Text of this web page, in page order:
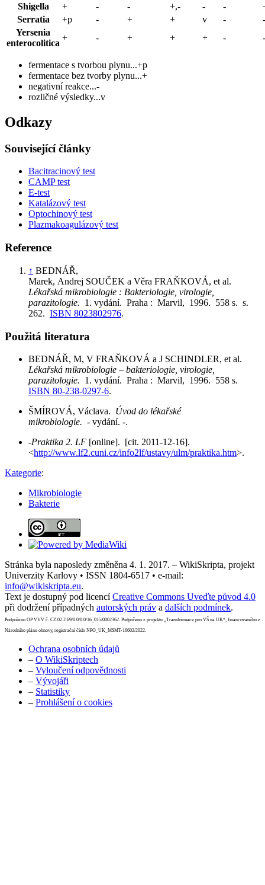
Shigella
+ - - +,- - -
Serratia
+p - + + v -
-
Yersenia
enterocolitica
+ - + + + - -
fermentace s tvorbou plynu...+p
fermentace bez tvorby plynu...+
negativní reakce...-
rozličné výsledky...v
Odkazy
Související články
Bacitracinový test
CAMP test
E-test
Katalázový test
Optochinový test
Plazmakoagulázový test
Reference
↑ BEDNÁŘ,
Marek, Andrej SOUČEK a Věra FRAŇKOVÁ, et al.
Lékařská mikrobiologie : Bakteriologie, virologie,
parazitologie. 1. vydání. Praha : Marvil, 1996. 558 s. s.
262. ISBN 8023802976.
Použitá literatura
BEDNÁŘ, M, V FRAŇKOVÁ a J SCHINDLER, et al.
Lékařská mikrobiologie – bakteriologie, virologie,
parazitologie. 1. vydání. Praha : Marvil, 1996. 558 s.
ISBN 80-238-0297-6.
ŠMÍROVÁ, Václava. Úvod do lékařské
mikrobiologie. - vydání. -.
-Praktika 2. LF [online]. [cit. 2011-12-16].
<http://www.lf2.cuni.cz/info2lf/ustavy/ulm/praktika.htm>.
Kategorie:
Mikrobiologie
Bakterie
Stránka byla naposledy změněna 4. 1. 2017. – WikiSkripta, projekt
Univerzity Karlovy • ISSN 1804-6517 • e-mail:
info@wikiskripta.eu.
Text je dostupný pod licencíCreative Commons Uveďte původ 4.0
při dodržení případných autorských práv a dalších podmínek.
Podpořeno OP VVV č. CZ.02.2.69/0.0/0.0/16_015/0002362. Podpořeno z projektu „Transformace pro VŠ na UK“, financovaného z
Národního plánu obnovy, registrační číslo NPO_UK_MSMT-16602/2022.
Ochrana osobních údajů
– O WikiSkriptech
– Vyloučení odpovědnosti
– Vývojáři
– Statistiky
– Prohlášení o cookies